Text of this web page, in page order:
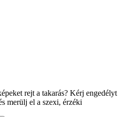
rejt a takarás? Kérj engedélyt
merülj el a szexi, érzéki